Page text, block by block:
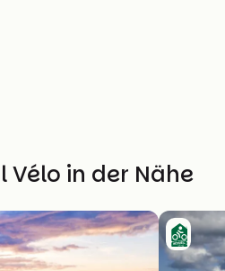
Vélo in der Nähe